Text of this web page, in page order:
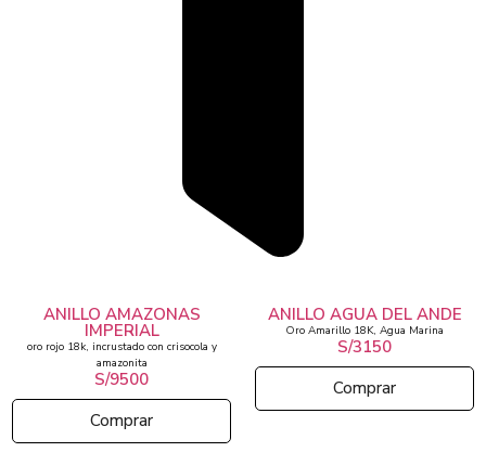
ANILLO AMAZONAS
IMPERIAL
oro rojo 18k, incrustado con crisocola y
amazonita
S/9500
Comprar
ANILLO AGUA DEL ANDE
Oro Amarillo 18K, Agua Marina
S/3150
Comprar